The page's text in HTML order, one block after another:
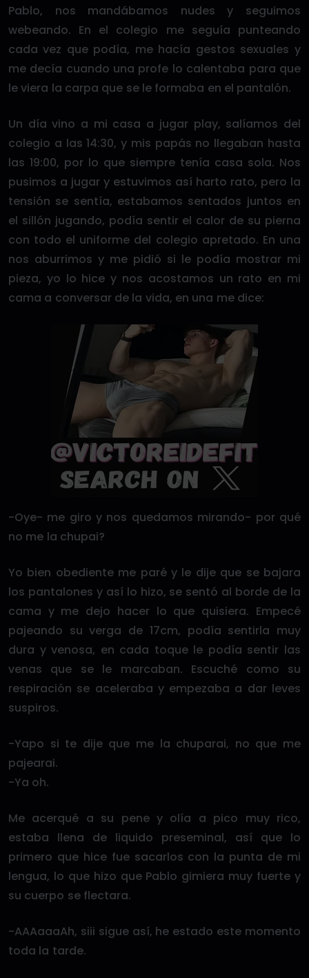
Pablo, nos mandábamos nudes y seguimos
webeando. En el colegio me seguía punteando
cada vez que podía, me hacía gestos sexuales y
me decía cuando una profe lo calentaba para que
le viera la carpa que se le formaba en el pantalón.
Un día vino a mi casa a jugar play, salíamos del
colegio a las 14:30, y mis papás no llegaban hasta
las 19:00, por lo que siempre tenía casa sola. Nos
pusimos a jugar y estuvimos así harto rato, pero la
tensión se sentía, estabamos sentados juntos en
el sillón jugando, podía sentir el calor de su pierna
con todo el uniforme del colegio apretado. En una
nos aburrimos y me pidió si le podía mostrar mi
pieza, yo lo hice y nos acostamos un rato en mi
cama a conversar de la vida, en una me dice:
-Oye- me giro y nos quedamos mirando- por qué
no me la chupai?
Yo bien obediente me paré y le dije que se bajara
los pantalones y así lo hizo, se sentó al borde de la
cama y me dejo hacer lo que quisiera. Empecé
pajeando su verga de 17cm, podía sentirla muy
dura y venosa, en cada toque le podía sentir las
venas que se le marcaban. Escuché como su
respiración se aceleraba y empezaba a dar leves
suspiros.
-Yapo si te dije que me la chuparai, no que me
pajearai.
-Ya oh.
Me acerqué a su pene y olía a pico muy rico,
estaba llena de liquido preseminal, así que lo
primero que hice fue sacarlos con la punta de mi
lengua, lo que hizo que Pablo gimiera muy fuerte y
su cuerpo se flectara.
-AAAaaaAh, siii sigue así, he estado este momento
toda la tarde.